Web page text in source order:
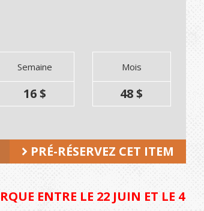
Semaine
16 $
Mois
48 $
PRÉ-RÉSERVEZ CET ITEM
ENTRE LE 22 JUIN ET LE 4